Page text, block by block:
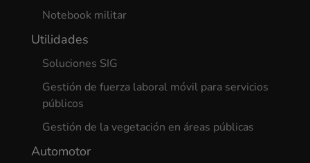
Notebook militar
Utilidades
Soluciones SIG
Gestión de fuerza laboral móvil para servicios
públicos
Gestión de la vegetación en áreas públicas
Automotor